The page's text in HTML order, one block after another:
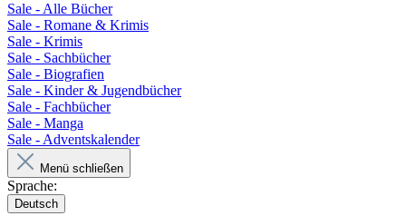
Sale - Alle Bücher
Sale - Romane & Krimis
Sale - Krimis
Sale - Sachbücher
Sale - Biografien
Sale - Kinder & Jugendbücher
Sale - Fachbücher
Sale - Manga
Sale - Adventskalender
Menü schließen
Sprache:
Deutsch